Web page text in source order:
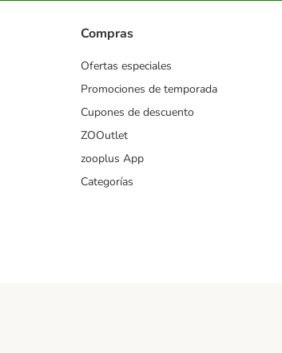
Compras
Ofertas especiales
Promociones de temporada
Cupones de descuento
ZOOutlet
zooplus App
Categorías